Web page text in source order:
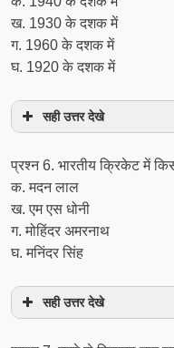
ख. 1930 के दशक में
ग. 1960 के दशक में
घ. 1920 के दशक में
सही उत्तर देखे
प्रश्‍न 6. भारतीय क्रिकेट में
क. मदन लाल
ख. एम एस धोनी
ग. मोहिंदर अमरनाथ
घ. मनिंदर सिंह
सही उत्तर देखे